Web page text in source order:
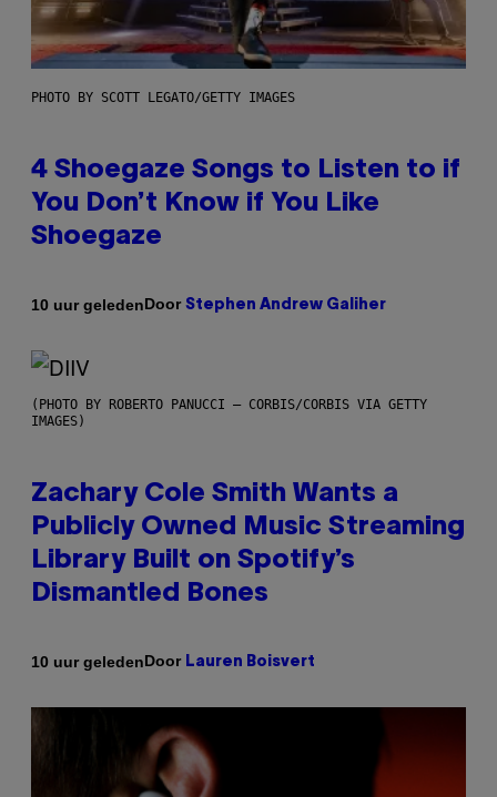
PHOTO BY SCOTT LEGATO/GETTY IMAGES
4 Shoegaze Songs to Listen to if
You Don’t Know if You Like
Shoegaze
10 uur geledenDoor Stephen Andrew Galiher
(PHOTO BY ROBERTO PANUCCI – CORBIS/CORBIS VIA GETTY
IMAGES)
Zachary Cole Smith Wants a
Publicly Owned Music Streaming
Library Built on Spotify’s
Dismantled Bones
10 uur geledenDoor Lauren Boisvert